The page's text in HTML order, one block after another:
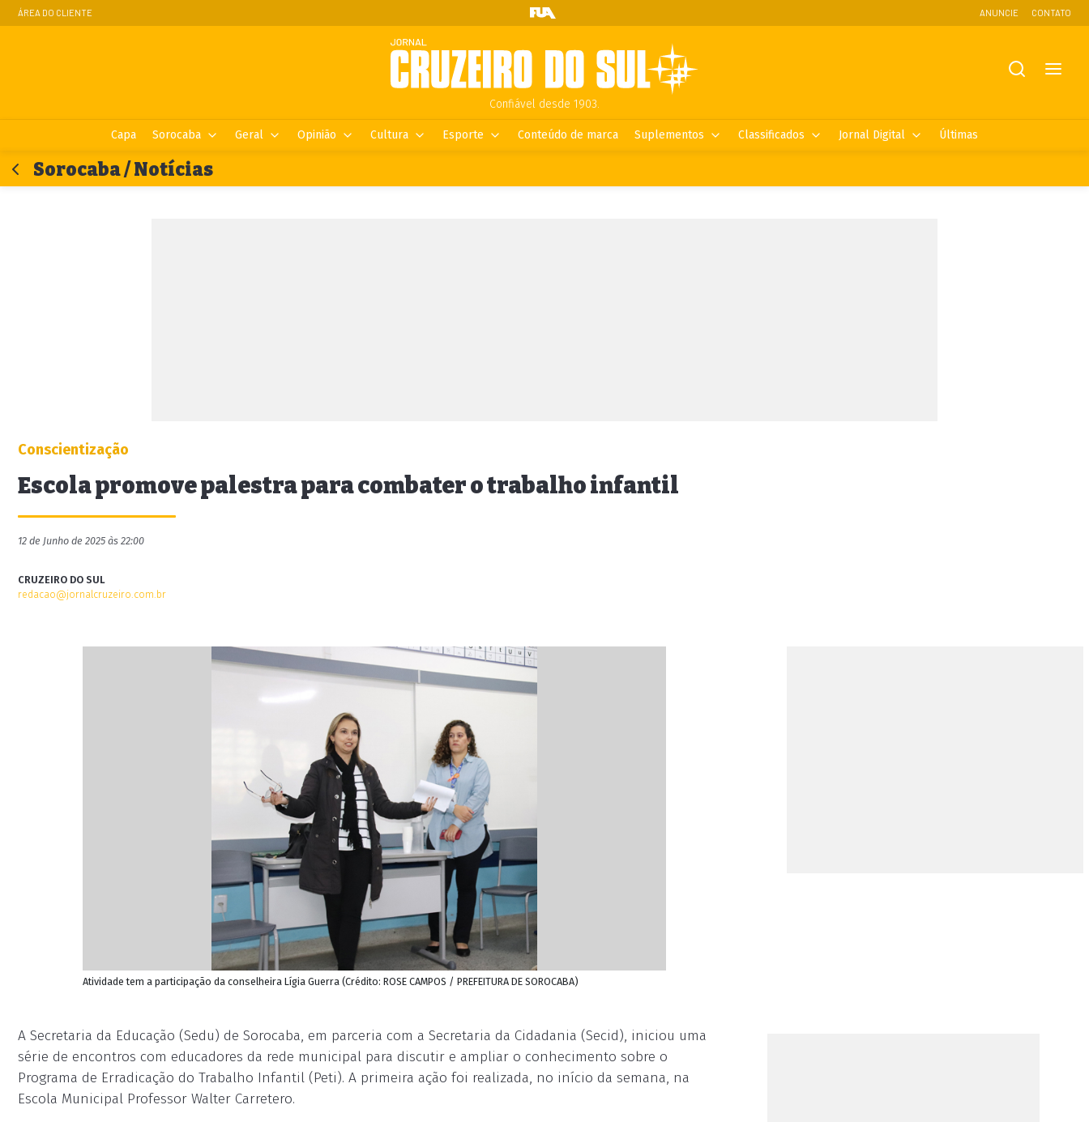
ÁREA DO CLIENTE ANUNCIE CONTATO
Confiável desde 1903.
Capa Sorocaba Geral Opinião Cultura Esporte Conteúdo de marca Suplementos Classificados Jornal Digital Últimas
Sorocaba / Notícias
Conscientização
Escola promove palestra para combater o trabalho infantil
12 de Junho de 2025 às 22:00
CRUZEIRO DO SUL
redacao@jornalcruzeiro.com.br
Atividade tem a participação da conselheira Lígia Guerra (Crédito: ROSE CAMPOS / PREFEITURA DE SOROCABA)
A Secretaria da Educação (Sedu) de Sorocaba, em parceria com a Secretaria da Cidadania (Secid), iniciou uma
série de encontros com educadores da rede municipal para discutir e ampliar o conhecimento sobre o
Programa de Erradicação do Trabalho Infantil (Peti). A primeira ação foi realizada, no início da semana, na
Escola Municipal Professor Walter Carretero.